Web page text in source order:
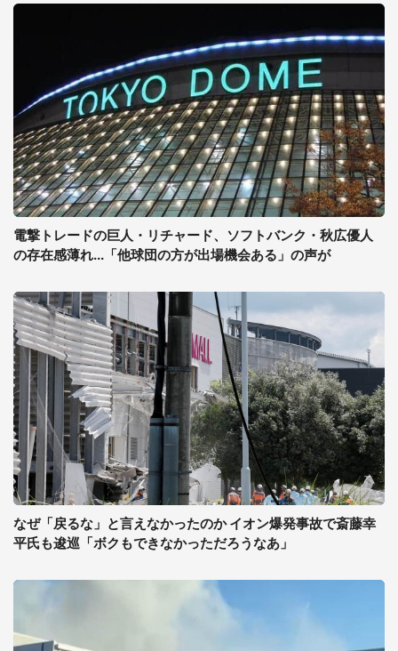
電撃トレードの巨人・リチャード、ソフトバンク・秋広優人
の存在感薄れ...「他球団の方が出場機会ある」の声が
なぜ「戻るな」と言えなかったのか イオン爆発事故で斎藤幸
平氏も逡巡「ボクもできなかっただろうなあ」